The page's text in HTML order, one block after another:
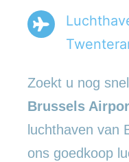
Zoekt u nog
Brussels
luchthaven van
ons goedkoop